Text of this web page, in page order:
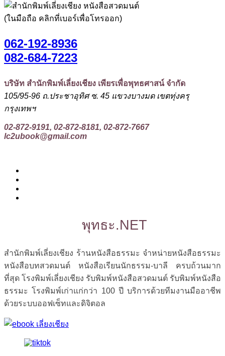
(ในมือถือ คลิกที่เบอร์เพื่อโทรออก)
062-192-8936
082-684-7223
บริษัท สำนักพิมพ์เลี่ยงเชียง เพียรเพื่อพุทธศาสน์ จำกัด
105/95-96 ถ.ประชาอุทิศ ซ. 45 แขวงบางมด เขตทุ่งครุ
กรุงเทพฯ
02-872-9191, 02-872-8181, 02-872-7667
lc2ubook@gmail.com
พุทธะ.NET
สำนักพิมพ์เลี่ยงเชียง ร้านหนังสือธรรมะ จำหน่ายหนังสือธรรมะ
หนังสือบทสวดมนต์ หนังสือเรียนนักธรรม-บาลี ครบถ้วนมาก
ที่สุด โรงพิมพ์เลี่ยงเชียง รับพิมพ์หนังสือสวดมนต์ รับพิมพ์หนังสือ
ธรรมะ โรงพิมพ์เก่าแก่กว่า 100 ปี บริการด้วยทีมงานมืออาชีพ
ด้วยระบบออฟเซ็ทและดิจิตอล